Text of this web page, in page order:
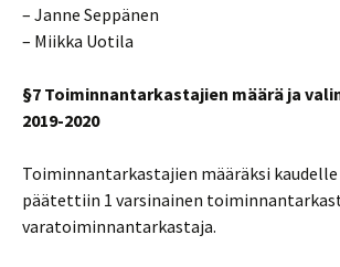
– Janne Seppänen
– Miikka Uotila
§7 Toiminnantarkastajien määrä ja
2019-2020
Toiminnantarkastajien määräksi kaudelle
päätettiin 1 varsinainen
varatoiminnantarkastaja.